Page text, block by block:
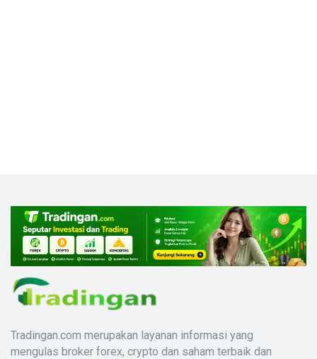
Tradingan.com merupakan layanan informasi yang
mengulas broker forex, crypto dan saham terbaik dan